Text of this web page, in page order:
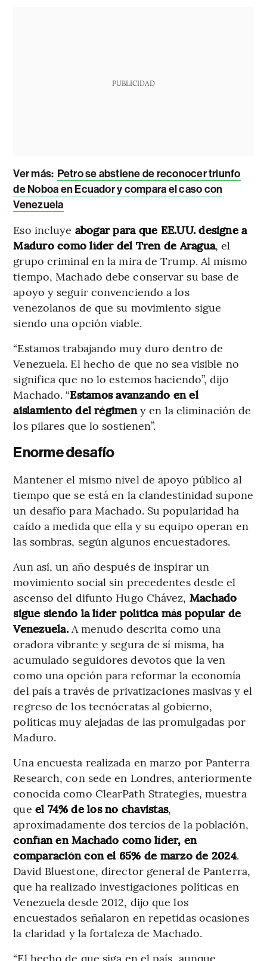
PUBLICIDAD
Ver más: Petro se abstiene de reconocer triunfo
de Noboa en Ecuador y compara el caso con
Venezuela
Eso incluye abogar para que EE.UU. designe a
Maduro como líder del Tren de Aragua, el
grupo criminal en la mira de Trump. Al mismo
tiempo, Machado debe conservar su base de
apoyo y seguir convenciendo a los
venezolanos de que su movimiento sigue
siendo una opción viable.
“Estamos trabajando muy duro dentro de
Venezuela. El hecho de que no sea visible no
significa que no lo estemos haciendo”, dijo
Machado. “Estamos avanzando en el
aislamiento del régimeny en la eliminación de
los pilares que lo sostienen”.
Enorme desafío
Mantener el mismo nivel de apoyo público al
tiempo que se está en la clandestinidad supone
un desafío para Machado. Su popularidad ha
caído a medida que ella y su equipo operan en
las sombras, según algunos encuestadores.
Aun así, un año después de inspirar un
movimiento social sin precedentes desde el
ascenso del difunto Hugo Chávez, Machado
sigue siendo la líder política más popular de
Venezuela.A menudo descrita como una
oradora vibrante y segura de sí misma, ha
acumulado seguidores devotos que la ven
como una opción para reformar la economía
del país a través de privatizaciones masivas y el
regreso de los tecnócratas al gobierno,
políticas muy alejadas de las promulgadas por
Maduro.
Una encuesta realizada en marzo por Panterra
Research, con sede en Londres, anteriormente
conocida como ClearPath Strategies, muestra
que el 74% de los no chavistas,
aproximadamente dos tercios de la población,
confían en Machado como líder, en
comparación con el 65% de marzo de 2024.
David Bluestone, director general de Panterra,
que ha realizado investigaciones políticas en
Venezuela desde 2012, dijo que los
encuestados señalaron en repetidas ocasiones
la claridad y la fortaleza de Machado.
“El hecho de que siga en el país, aunque